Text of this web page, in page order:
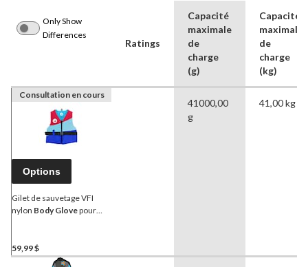
Only Show
Differences
Ratings
Capacité
maximale
de
charge
(g)
Capacité
maximale
de
charge
(kg)
Consultation en cours
Options
Gilet de sauvetage VFI
nylon Body Glovepour
59,99 $
41000,00
g
41,00 kg